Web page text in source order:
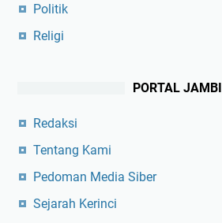
Politik
Religi
PORTAL JAMBI
Redaksi
Tentang Kami
Pedoman Media Siber
Sejarah Kerinci